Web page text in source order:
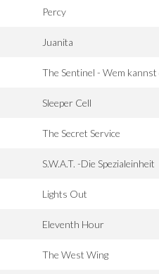
Percy
Juanita
The Sentinel - Wem
Sleeper Cell
The Secret Service
S.W.A.T. -Die Spezialeinheit
Lights Out
Eleventh Hour
The West Wing